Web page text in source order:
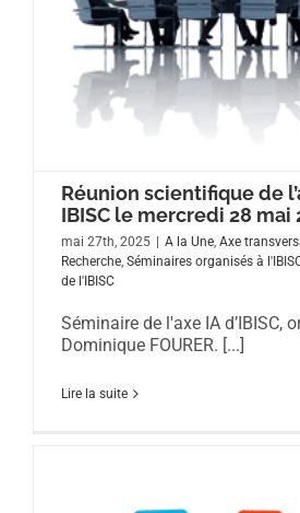
Réunion scientifique de
IBISC le mercredi 28 mai
mai 27th, 2025 A la Une, Axe
Recherche, Séminaires organisés à
de l'IBISC
Séminaire de l'axe IA d’IBISC,
Dominique FOURER. [...]
Lire la suite